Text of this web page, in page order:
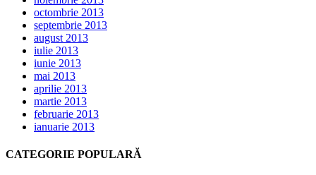
octombrie 2013
septembrie 2013
august 2013
iulie 2013
iunie 2013
mai 2013
aprilie 2013
martie 2013
februarie 2013
ianuarie 2013
CATEGORIE POPULARĂ